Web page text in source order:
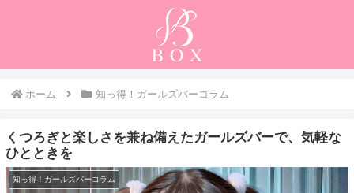
ホーム 知っ得！ガールズバーコラム
くつろぎと楽しさを兼ね備えたガールズバーで、気軽な
ひとときを
知っ得！ガールズバーコラム